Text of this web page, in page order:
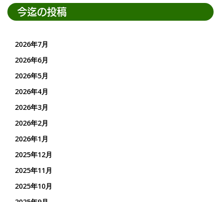
今迄の投稿
2026年7月
2026年6月
2026年5月
2026年4月
2026年3月
2026年2月
2026年1月
2025年12月
2025年11月
2025年10月